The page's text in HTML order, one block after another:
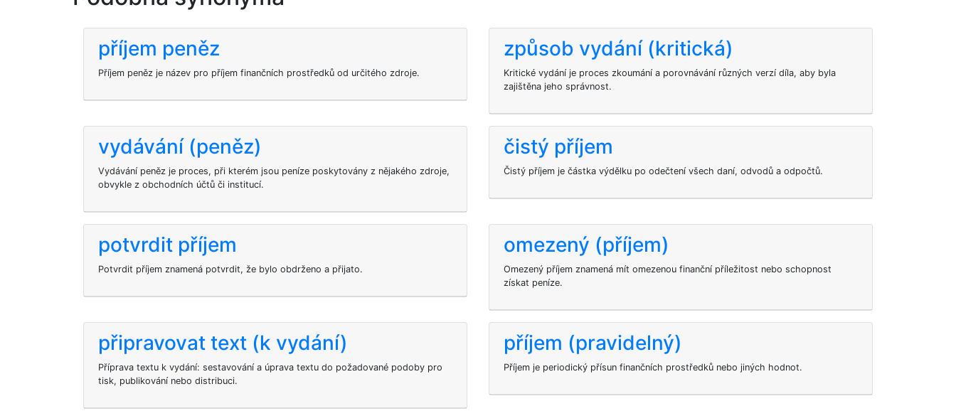
příjem peněz
Příjem peněz je název pro příjem finančních prostředků od určitého zdroje.
způsob vydání (kritická)
Kritické vydání je proces zkoumání a porovnávání různých verzí díla, aby byla
zajištěna jeho správnost.
vydávání (peněz)
Vydávání peněz je proces, při kterém jsou peníze poskytovány z nějakého zdroje,
obvykle z obchodních účtů či institucí.
čistý příjem
Čistý příjem je částka výdělku po odečtení všech daní, odvodů a odpočtů.
potvrdit příjem
Potvrdit příjem znamená potvrdit, že bylo obdrženo a přijato.
omezený (příjem)
Omezený příjem znamená mít omezenou finanční příležitost nebo schopnost
získat peníze.
připravovat text (k vydání)
Příprava textu k vydání: sestavování a úprava textu do požadované podoby pro
tisk, publikování nebo distribuci.
příjem (pravidelný)
Příjem je periodický přísun finančních prostředků nebo jiných hodnot.